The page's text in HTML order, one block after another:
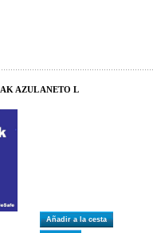
AZUL ANETO L
Añadir a la cesta